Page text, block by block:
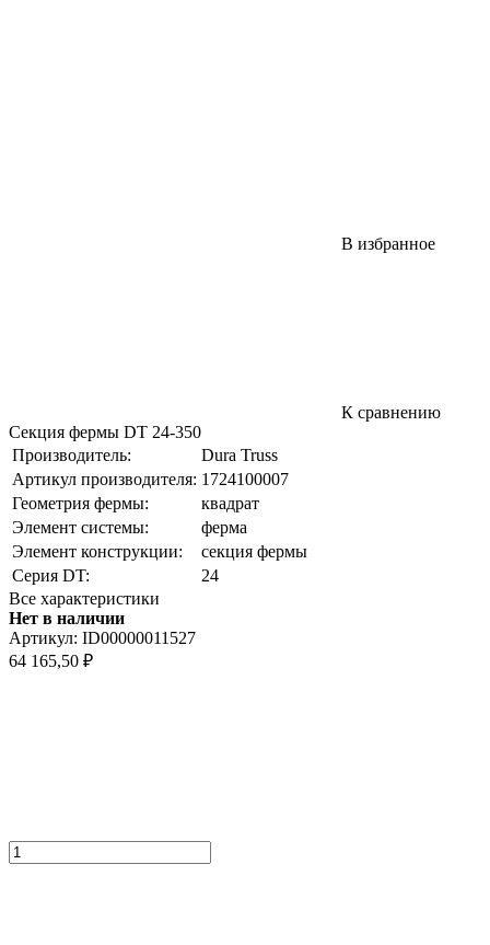
В избранное
К сравнению
Секция фермы DT 24-350
Производитель:
Dura Truss
Артикул производителя: 1724100007
Геометрия фермы:
квадрат
Элемент системы:
ферма
Элемент конструкции:
секция фермы
Серия DT:
24
Все характеристики
Нет в наличии
Артикул: ID00000011527
64 165,50 ₽